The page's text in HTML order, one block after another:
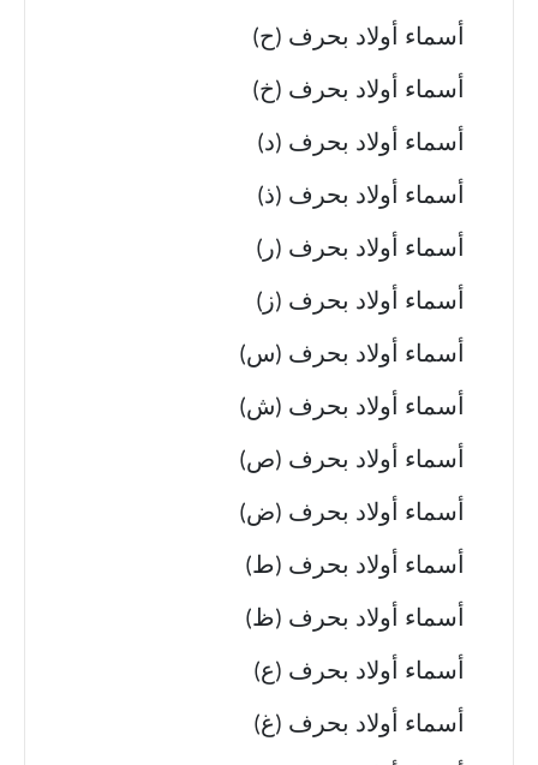
أسماء أولاد بحرف (ح)
أسماء أولاد بحرف (خ)
أسماء أولاد بحرف (د)
أسماء أولاد بحرف (ذ)
أسماء أولاد بحرف (ر)
أسماء أولاد بحرف (ز)
أسماء أولاد بحرف (س)
أسماء أولاد بحرف (ش)
أسماء أولاد بحرف (ص)
أسماء أولاد بحرف (ض)
أسماء أولاد بحرف (ط)
أسماء أولاد بحرف (ظ)
أسماء أولاد بحرف (ع)
أسماء أولاد بحرف (غ)